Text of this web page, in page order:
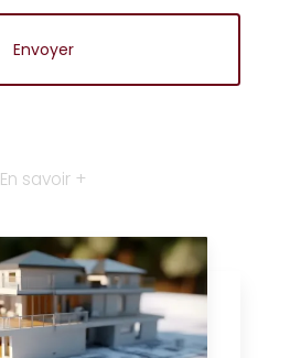
En savoir +